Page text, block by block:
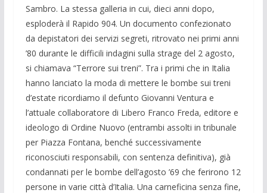
Sambro. La stessa galleria in cui, dieci anni dopo,
esploderà il Rapido 904. Un documento confezionato
da depistatori dei servizi segreti, ritrovato nei primi anni
’80 durante le difficili indagini sulla strage del 2 agosto,
si chiamava “Terrore sui treni”. Tra i primi che in Italia
hanno lanciato la moda di mettere le bombe sui treni
d’estate ricordiamo il defunto Giovanni Ventura e
l’attuale collaboratore di Libero Franco Freda, editore e
ideologo di Ordine Nuovo (entrambi assolti in tribunale
per Piazza Fontana, benché successivamente
riconosciuti responsabili, con sentenza definitiva), già
condannati per le bombe dell’agosto ’69 che ferirono 12
persone in varie città d’Italia. Una carneficina senza fine,